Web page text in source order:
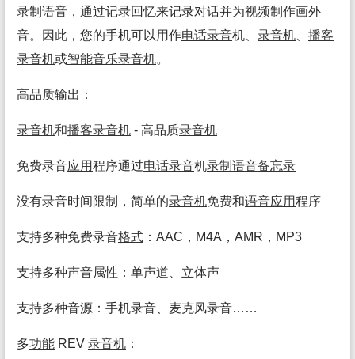
录制 语音 ，通过记录回忆来记录对话并为视频制作画外
音。因此，您的手机可以用作电话录音机、 录音机
播客
录音机或智能音乐录音机。
高品质输出：
录音机和播客录音机 - 高品质录音机
免费录音应用程序通过电话录音机录制 语音备忘录
没有录音时间限制，简单的录音机免费和语音应用程序
支持多种免费录音格式 ：AAC，M4A，AMR，MP3
支持多种声音属性：单声道、立体声
支持多种音源：手机录音、麦克风录音……
多功能 REV 录音机 ：